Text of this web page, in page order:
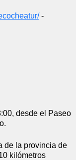
desde el Paseo
de la provincia de
kilómetros